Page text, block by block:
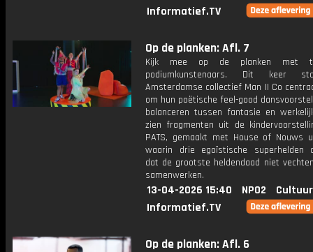
Informatief.TV
Op de planken: Afl. 7
Kijk mee op de planken met
podiumkunstenaars. Dit keer
Amsterdamse collectief Man II Co
om hun poëtische feel-good
balanceren tussen fantasie en
zien fragmenten uit de
PATS, gemaakt met House of Nouws
waarin drie egoïstische superhelden
dat de grootste heldendaad niet
samenwerken.
13-04-2026 15:40 NPO2
Informatief.TV
Op de planken: Afl. 6